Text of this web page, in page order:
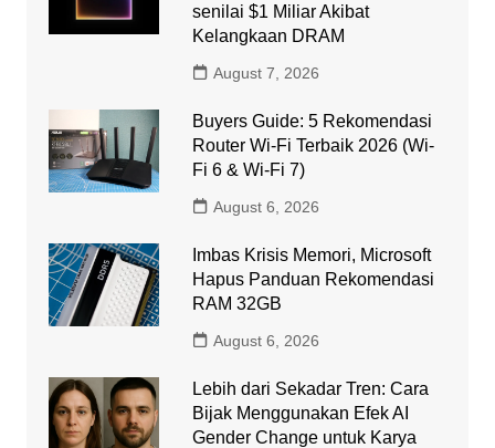
senilai $1 Miliar Akibat
Kelangkaan DRAM
August 7, 2026
Buyers Guide: 5 Rekomendasi
Router Wi-Fi Terbaik 2026 (Wi-
Fi 6 & Wi-Fi 7)
August 6, 2026
Imbas Krisis Memori, Microsoft
Hapus Panduan Rekomendasi
RAM 32GB
August 6, 2026
Lebih dari Sekadar Tren: Cara
Bijak Menggunakan Efek AI
Gender Change untuk Karya